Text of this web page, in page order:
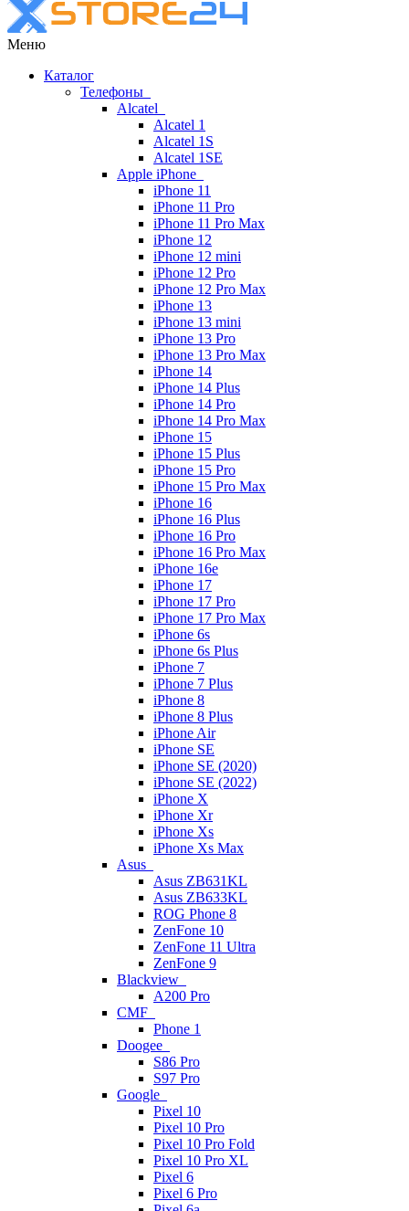
Меню
Каталог
Телефоны
Alcatel
Alcatel 1
Alcatel 1S
Alcatel 1SE
Apple iPhone
iPhone 11
iPhone 11 Pro
iPhone 11 Pro Max
iPhone 12
iPhone 12 mini
iPhone 12 Pro
iPhone 12 Pro Max
iPhone 13
iPhone 13 mini
iPhone 13 Pro
iPhone 13 Pro Max
iPhone 14
iPhone 14 Plus
iPhone 14 Pro
iPhone 14 Pro Max
iPhone 15
iPhone 15 Plus
iPhone 15 Pro
iPhone 15 Pro Max
iPhone 16
iPhone 16 Plus
iPhone 16 Pro
iPhone 16 Pro Max
iPhone 16e
iPhone 17
iPhone 17 Pro
iPhone 17 Pro Max
iPhone 6s
iPhone 6s Plus
iPhone 7
iPhone 7 Plus
iPhone 8
iPhone 8 Plus
iPhone Air
iPhone SE
iPhone SE (2020)
iPhone SE (2022)
iPhone X
iPhone Xr
iPhone Xs
iPhone Xs Max
Asus
Asus ZB631KL
Asus ZB633KL
ROG Phone 8
ZenFone 10
ZenFone 11 Ultra
ZenFone 9
Blackview
A200 Pro
CMF
Phone 1
Doogee
S86 Pro
S97 Pro
Google
Pixel 10
Pixel 10 Pro
Pixel 10 Pro Fold
Pixel 10 Pro XL
Pixel 6
Pixel 6 Pro